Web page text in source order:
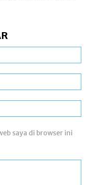
saya di browser ini